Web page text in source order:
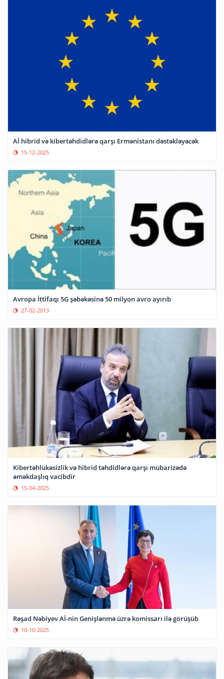
Aİ hibrid və kibertəhdidlərə qarşı Ermənistanı dəstəkləyəcək
15-12-2025
Avropa İttifaqı 5G şəbəkəsinə 50 milyon avro ayırıb
27-02-2013
Kibertəhlükəsizlik və hibrid təhdidlərə qarşı mübarizədə
əməkdaşlıq vacibdir
15-04-2025
Rəşad Nəbiyev Aİ-nin Genişlənmə üzrə komissarı ilə görüşüb
10-10-2025